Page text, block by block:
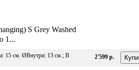
S Grey Washed
1...
15 см. ØВнутри: 13 см.; В
2'599 р.